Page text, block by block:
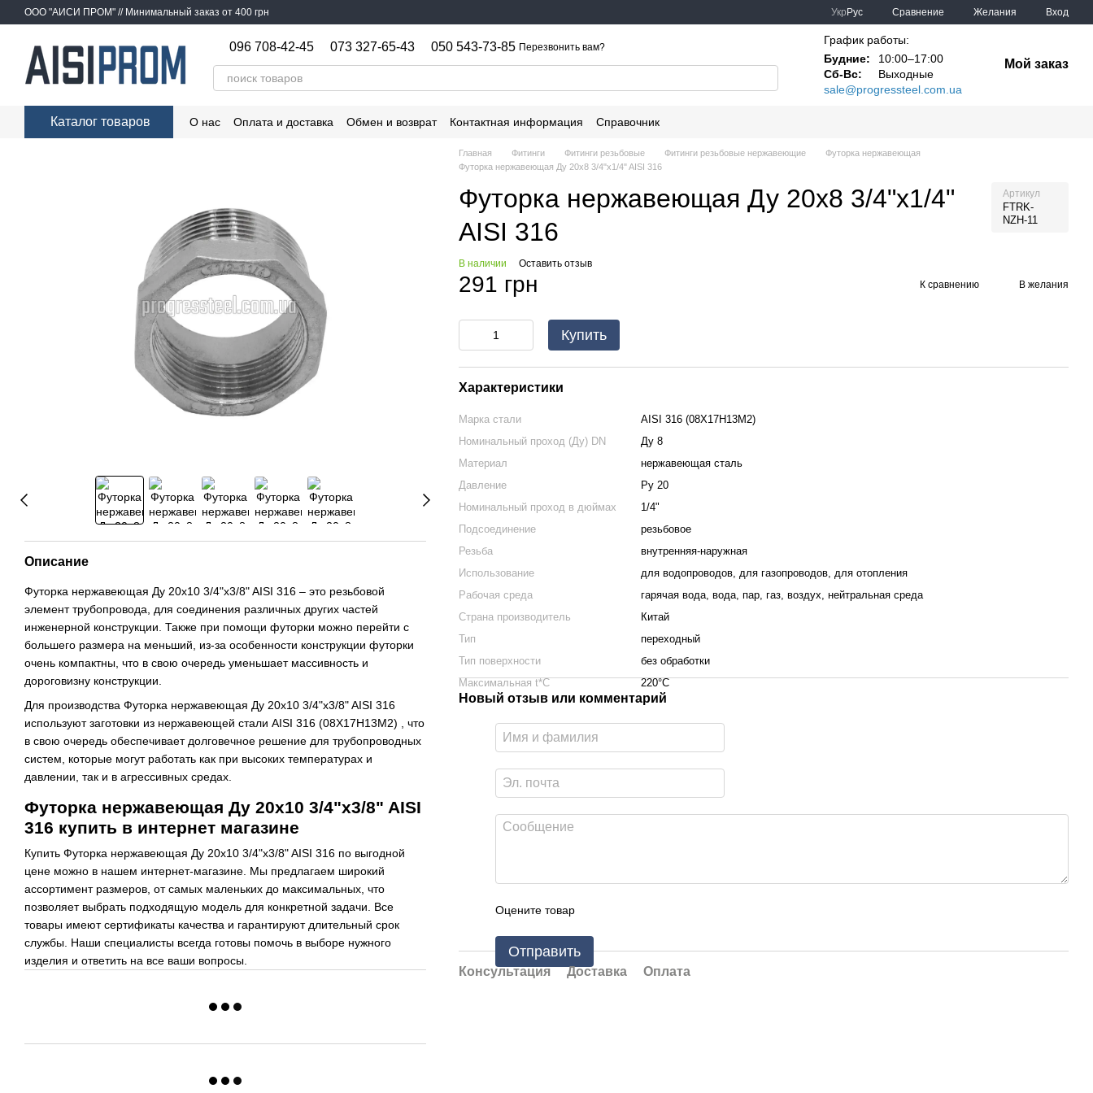
Перейти к основному контенту
ООО "АИСИ ПРОМ" // Минимальный заказ от 400 грн Укр Рус Сравнение Желания Вход
096 708-42-45 073 327-65-43 050 543-73-85 Перезвонить вам?
График работы:
Будние:
10:00–17:00
Сб-Вс:
Выходные
sale@progressteel.com.ua
Мой заказ
Каталог товаров О нас Оплата и доставка Обмен и возврат Контактная информация Справочник
Описание
Футорка нержавеющая Ду 20х10 3/4"x3/8" AISI 316 – это резьбовой
элемент трубопровода, для соединения различных других частей
инженерной конструкции. Также при помощи футорки можно перейти с
большего размера на меньший, из-за особенности конструкции футорки
очень компактны, что в свою очередь уменьшает массивность и
дороговизну конструкции.
Для производства Футорка нержавеющая Ду 20х10 3/4"x3/8" AISI 316
используют заготовки из нержавеющей стали AISI 316 (08Х17Н13М2) , что
в свою очередь обеспечивает долговечное решение для трубопроводных
систем, которые могут работать как при высоких температурах и
давлении, так и в агрессивных средах.
Футорка нержавеющая Ду 20х10 3/4"x3/8" AISI
316 купить в интернет магазине
Купить Футорка нержавеющая Ду 20х10 3/4"x3/8" AISI 316 по выгодной
цене можно в нашем интернет-магазине. Мы предлагаем широкий
ассортимент размеров, от самых маленьких до максимальных, что
позволяет выбрать подходящую модель для конкретной задачи. Все
товары имеют сертификаты качества и гарантируют длительный срок
службы. Наши специалисты всегда готовы помочь в выборе нужного
изделия и ответить на все ваши вопросы.
Главная Фитинги Фитинги резьбовые Фитинги резьбовые нержавеющие
Футорка нержавеющая
Футорка нержавеющая Ду 20х8 3/4"x1/4" AISI 316
Футорка нержавеющая Ду 20х8 3/4"x1/4"
AISI 316
Артикул
FTRK-
NZH-11
В наличии Оставить отзыв
291 грн К сравнению В желания
Купить
Характеристики
Марка стали
AISI 316 (08Х17Н13М2)
Номинальный проход (Ду) DN
Ду 8
Материал
нержавеющая сталь
Давление
Ру 20
Номинальный проход в дюймах
1/4"
Подсоединение
резьбовое
Резьба
внутренняя-наружная
Использование
для водопроводов, для газопроводов, для отопления
Рабочая среда
гарячая вода, вода, пар, газ, воздух, нейтральная среда
Страна производитель
Китай
Тип
переходный
Тип поверхности
без обработки
Максимальная t*C
220°С
Новый отзыв или комментарий
Оцените товар
Отправить
Консультация Доставка Оплата